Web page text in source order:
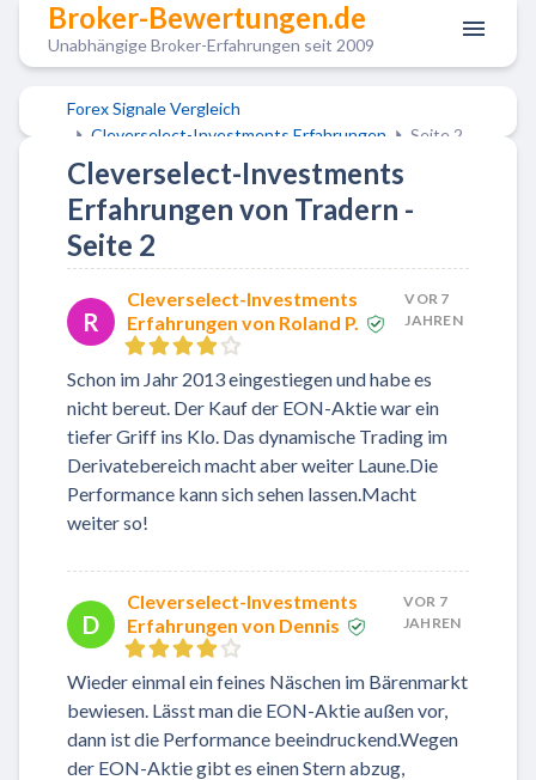
Broker-Bewertungen.de
Unabhängige Broker-Erfahrungen seit 2009
Forex Signale Vergleich
Cleverselect-Investments Erfahrungen
Seite 2
Cleverselect-Investments
Erfahrungen von Tradern -
Seite 2
R
Cleverselect-Investments
Erfahrungen von Roland P.
VOR 7
JAHREN
Schon im Jahr 2013 eingestiegen und habe es
nicht bereut. Der Kauf der EON-Aktie war ein
tiefer Griff ins Klo. Das dynamische Trading im
Derivatebereich macht aber weiter Laune.Die
Performance kann sich sehen lassen.Macht
weiter so!
D
Cleverselect-Investments
Erfahrungen von Dennis
VOR 7
JAHREN
Wieder einmal ein feines Näschen im Bärenmarkt
bewiesen. Lässt man die EON-Aktie außen vor,
dann ist die Performance beeindruckend.Wegen
der EON-Aktie gibt es einen Stern abzug,